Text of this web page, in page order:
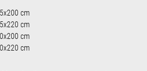
cm
cm
cm
cm